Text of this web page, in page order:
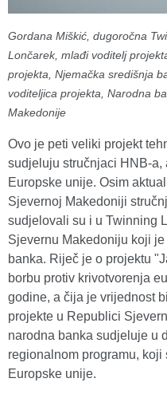
Gordana Miškić, dugoročna
Lončarek, mlađi voditelj
projekta, Njemačka središnja
voditeljica projekta, Narodna
Makedonije
Ovo je peti veliki projekt
sudjeluju stručnjaci HNB-a,
Europske unije. Osim
Sjevernoj Makedoniji
sudjelovali su i u Twinning
Sjevernu Makedoniju koji
banka. Riječ je o projektu
borbu protiv krivotvorenja
godine, a čija je vrijednost
projekte u Republici
narodna banka sudjeluje u
regionalnom programu,
Europske unije.